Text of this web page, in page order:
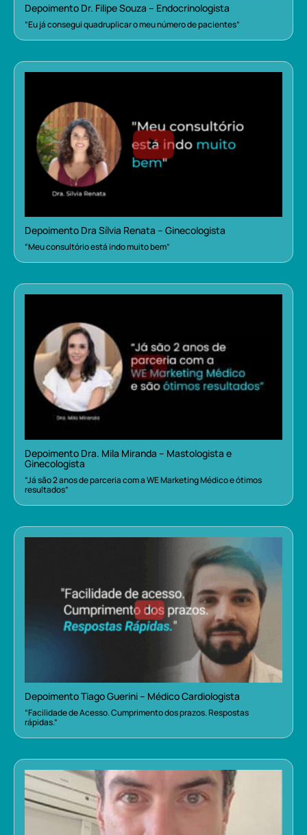
Depoimento Dr. Filipe Souza – Endocrinologista
“Eu já consegui quadruplicar o meu número de pacientes”
Depoimento Dra Sílvia Renata – Ginecologista
“Meu consultório está indo muito bem”
Depoimento Dra. Mila Miranda – Mastologista e
Ginecologista
“Já são 2 anos de parceria com a WE Marketing Médico e ótimos
resultados”
Depoimento Tiago Guerini – Médico Cardiologista
“Facilidade de Acesso. Cumprimento dos prazos. Respostas
rápidas.”